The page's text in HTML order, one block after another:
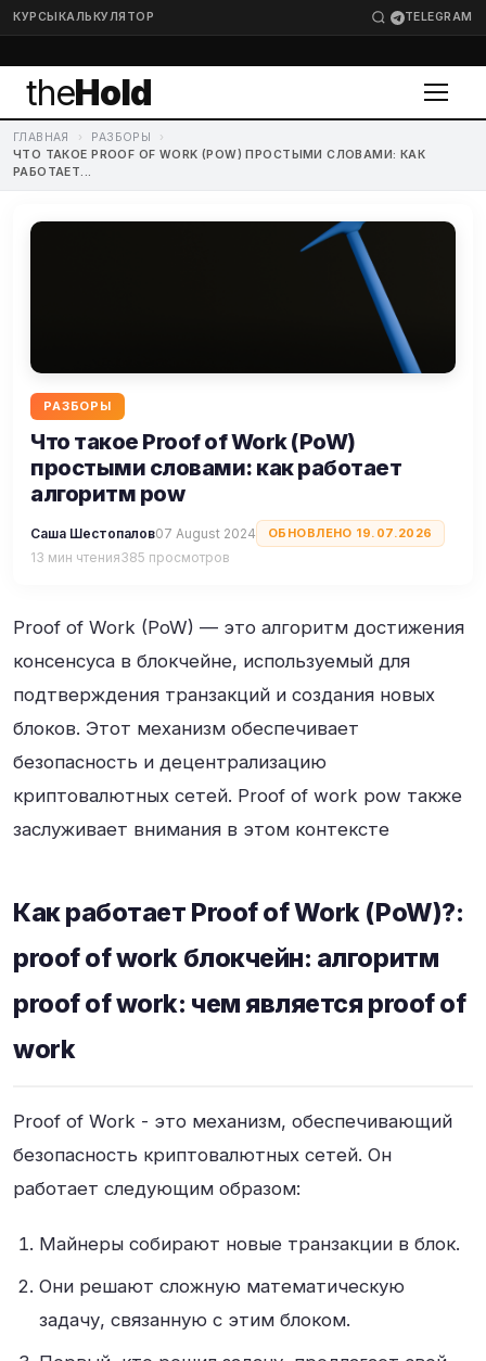
КУРСЫКАЛЬКУЛЯТОР TELEGRAM
theHold
ГЛАВНАЯ › РАЗБОРЫ
›
ЧТО ТАКОЕ PROOF OF WORK (POW) ПРОСТЫМИ СЛОВАМИ: КАК
РАБОТАЕТ...
РАЗБОРЫ
Что такое Proof of Work (PoW)
простыми словами: как работает
алгоритм pow
Саша Шестопалов07 August 2024 ОБНОВЛЕНО 19.07.2026
13 мин чтения385 просмотров
Proof of Work (PoW) — это алгоритм достижения
консенсуса в блокчейне, используемый для
подтверждения транзакций и создания новых
блоков. Этот механизм обеспечивает
безопасность и децентрализацию
криптовалютных сетей. Proof of work pow также
заслуживает внимания в этом контексте
Как работает Proof of Work (PoW)?:
proof of work блокчейн: алгоритм
proof of work: чем является proof of
work
Proof of Work - это механизм, обеспечивающий
безопасность криптовалютных сетей. Он
работает следующим образом:
Майнеры собирают новые транзакции в блок.
Они решают сложную математическую
задачу, связанную с этим блоком.